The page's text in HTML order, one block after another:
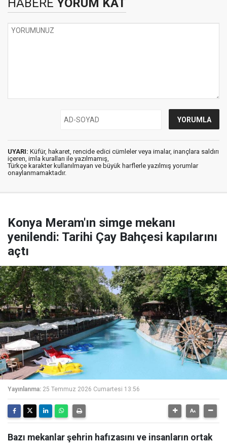
HABERE YORUM KAT
UYARI: Küfür, hakaret, rencide edici cümleler veya imalar, inançlara saldırı
içeren, imla kuralları ile yazılmamış,
Türkçe karakter kullanılmayan ve büyük harflerle yazılmış yorumlar
onaylanmamaktadır.
Konya Meram'ın simge mekanı
yenilendi: Tarihi Çay Bahçesi kapılarını
açtı
Yayınlanma: 25 Temmuz 2026 Cumartesi 13:56
Bazı mekanlar şehrin hafızasını ve insanların ortak